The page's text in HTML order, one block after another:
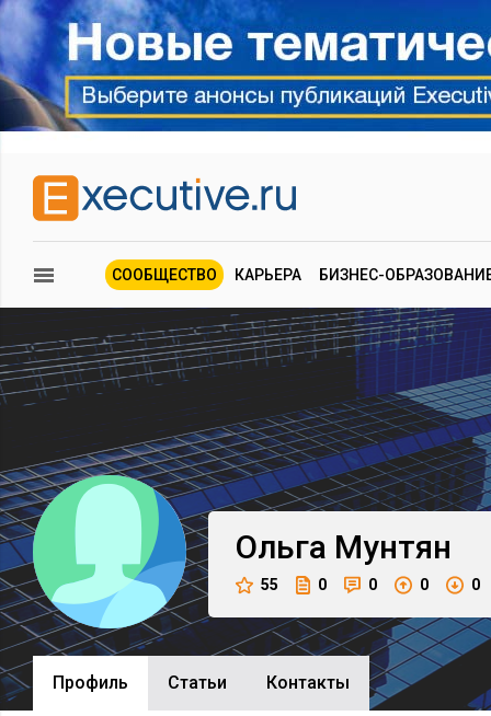
СООБЩЕСТВО КАРЬЕРА БИЗНЕС-
Ольга Мунтян
55 0 0 0 0
Профиль Cтатьи Контакты